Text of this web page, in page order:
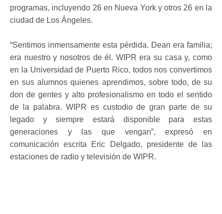
programas, incluyendo 26 en Nueva York y otros 26 en la
ciudad de Los Ángeles.
“Sentimos inmensamente esta pérdida. Dean era familia;
era nuestro y nosotros de él. WIPR era su casa y, como
en la Universidad de Puerto Rico, todos nos convertimos
en sus alumnos quienes aprendimos, sobre todo, de su
don de gentes y alto profesionalismo en todo el sentido
de la palabra. WIPR es custodio de gran parte de su
legado y siempre estará disponible para estas
generaciones y las que vengan”, expresó en
comunicación escrita Eric Delgado, presidente de las
estaciones de radio y televisión de WIPR.